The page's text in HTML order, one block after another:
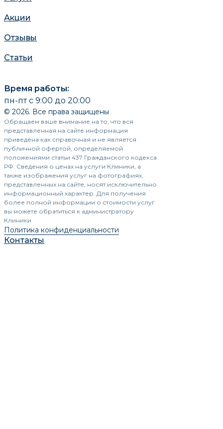
Акции
Отзывы
Статьи
Время работы:
пн-пт с 9:00 до 20:00
© 2026. Все права защищены
Обращаем ваше внимание на то, что вся
представленная на сайте информация
приведена как справочная и не является
публичной офертой, определяемой
положениями статьи 437 Гражданского кодекса
РФ. Сведения о ценах на услуги Клиники, а
также изображения услуг на фотографиях,
представленных на сайте, носят исключительно
информационный характер. Для получения
более полной информации о стоимости услуг
вы можете обратиться к администратору
Клиники
Политика конфиденциальности
Контакты